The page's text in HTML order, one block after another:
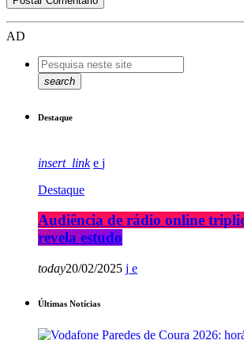
AD
search
Destaque
insert_link
Destaque
Audiência de rádio online
revela estudo
today20/02/2025
Últimas Notícias